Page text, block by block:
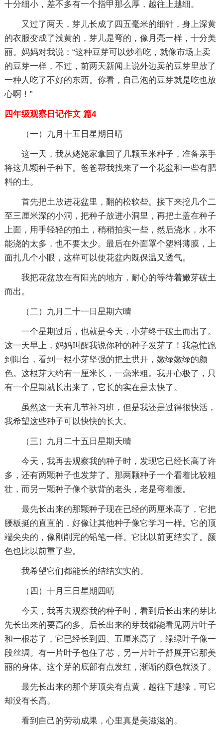
十分细小，差不多有一个指甲那么厚，越往上越细。
又过了两天，芽儿长成了四五毫米的细针，身上深黄
的衣服变成了浅黄的，芽儿是弯的，像月亮一样，十分美
丽。妈妈对我说：“这种豆芽可以炒着吃，就像市场上卖
的豆芽一样，不过，前两天新闻上说外边卖的豆芽里放了
一种人吃了不好的东西。你看，自己泡的豆芽就是吃也放
心啊！”
四年级观察日记作文 篇4
（一）九月十五日星期日晴
这一天，我从姥姥家拿回了几颗玉米种子，准备亲手
将这几颗种子种下。爸爸帮我找来了一个花盆和一些有肥
料的土。
首先把土放进花盆里，翻的松软些。接下来挖几个二
至三厘米深的小洞，把种子放进小洞里，再把土盖在种子
上面，用手轻轻的拍土，稍稍拍实一些，然后浇水，水不
能浇的太多，也不要太少。最后在外面罩个塑料薄膜，上
面扎几个小眼，这样可以使花盆内既保温又透气。
我把花盆放在有阳光的地方，耐心的等待着嫩芽破土
而出。
（二）九月二十一日星期六晴
一个星期过后，也就是今天，小芽终于破土而出了。
这一天早上，妈妈叫醒我说你种的种子发芽了！我急忙跑
到阳台，看到一根小芽坚强的把土拱开，嫩绿嫩绿的颜
色。这根芽大约有一厘米长，一毫米粗。我开心极了，只
有一个星期就长出来了，它长的实在是太快了。
虽然这一天有几节补习班，但是我还是过得很快活，
我希望这些种子可以快快的长大。
（三）九月二十五日星期天晴
今天，我再去观察我的种子时，发现它已经长高了许
多，还有两颗种子也发芽了。那两颗种子一个看着比较粗
壮，而另一颗种子像个驮背的老头，老是弯着腰。
最先长出来的那颗种子现在已经的两厘米高了，它把
腰板挺的直直的，好像让其他种子像它学习一样。它的顶
端尖尖的，像刚削完的铅笔一样。它比以前更结实了。颜
色也比以前重了些。
我希望它们都能长的结结实实的。
（四）十月三日星期四晴
今天，我再去观察我的种子时，看到后长出来的芽比
先长出来的要高的多。后长出来的芽我都能看见两片叶子
和一根芯了，它已经长到四、五厘米高了，绿绿叶子像一
段丝绸。有一片叶子包住了芯，另一片叶子舒展开它那美
丽的身体。这个芽的底部有点发红，渐渐的颜色就淡了。
最先长出来的那个芽顶尖有点黄，越往下越绿，可它
却没有长高。
看到自己的劳动成果，心里真是美滋滋的。